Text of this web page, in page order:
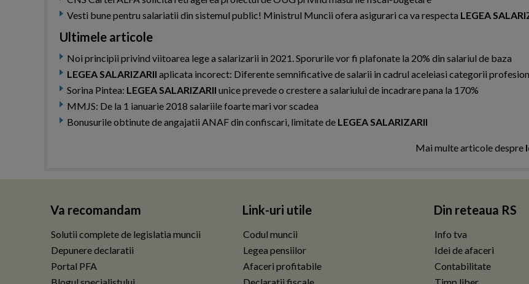
Vesti bune pentru salariatii din sistemul public! Ministrul Muncii ofera asigurari ca va respecta LEGEA
Ultimele articole
Noi principii privind viitoarea lege a salarizarii in 2021. Sporurile vor fi plafonate la 20% din salariul de baza
LEGEA SALARIZARII aplicata incorect: Diferente semnificative de salarii in cadrul aceleiasi categorii
Sorina Pintea: LEGEA SALARIZARII unice prevede o crestere a salariului de incadrare pana la 170%
MMJS: De la 1 ianuarie 2018 salariile foarte mari vor scadea
Bonusurile obtinute de angajatii ANAF din confiscari, limitate de LEGEA SALARIZARII
Mai multe articole despre
Va recomandam
Solutii complete de legislatia muncii
Depunere declaratii
Portal PFA
Link-uri utile
Codul muncii
Legea pensiilor
Afaceri profitabile
Din reteaua RS
Info tva
Idei de afaceri
Contabilitate